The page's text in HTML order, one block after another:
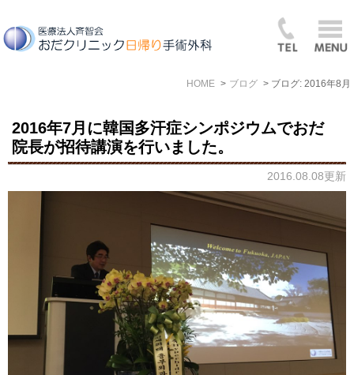
HOME ブログ ブログ: 2016年8月
2016年7月に韓国多汗症シンポジウムでおだ
院長が招待講演を行いました。
2016.08.08更新